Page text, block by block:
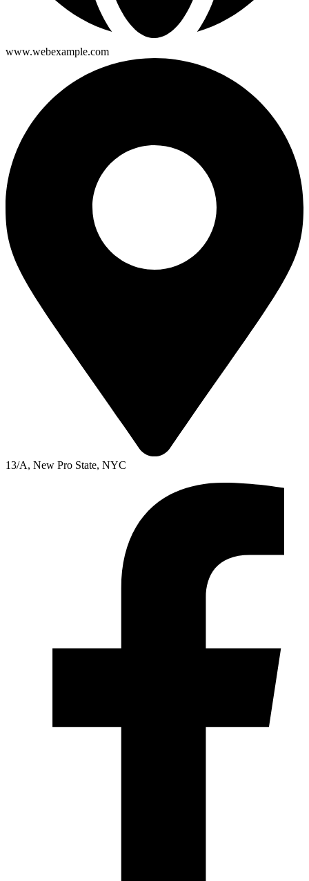
www.webexample.com
13/A, New Pro State, NYC